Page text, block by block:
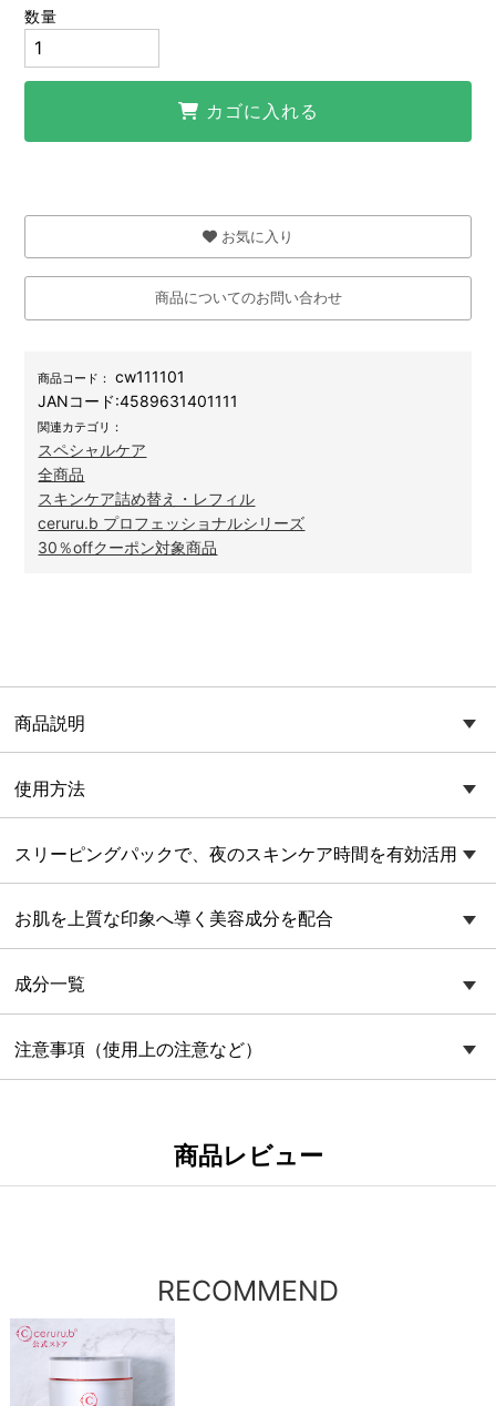
数量
カゴに入れる
お気に入り
商品についてのお問い合わせ
商品コード：
cw111101
JANコード:4589631401111
関連カテゴリ：
スペシャルケア
全商品
スキンケア詰め替え・レフィル
ceruru.b プロフェッショナルシリーズ
30％offクーポン対象商品
商品説明
使用方法
スリーピングパックで、夜のスキンケア時間を有効活用
お肌を上質な印象へ導く美容成分を配合
成分一覧
注意事項（使用上の注意など）
商品レビュー
RECOMMEND